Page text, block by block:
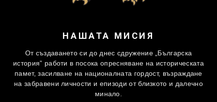
НАШАТА МИСИЯ
От създаването си до днес сдружение „Българска
история” работи в посока опресняване на историческата
памет, засилване на националната гордост, възраждане
на забравени личности и епизоди от близкото и далечно
минало.